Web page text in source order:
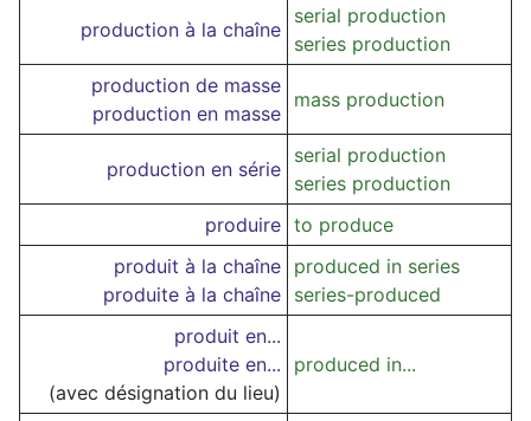
production à la chaîne
serial production
series production
production de masse
production en masse
mass production
production en série
serial production
series production
produire to produce
produit à la chaîne
produite à la chaîne
produced in series
series-produced
produit en...
produite en...
(avec désignation du lieu)
produced in...